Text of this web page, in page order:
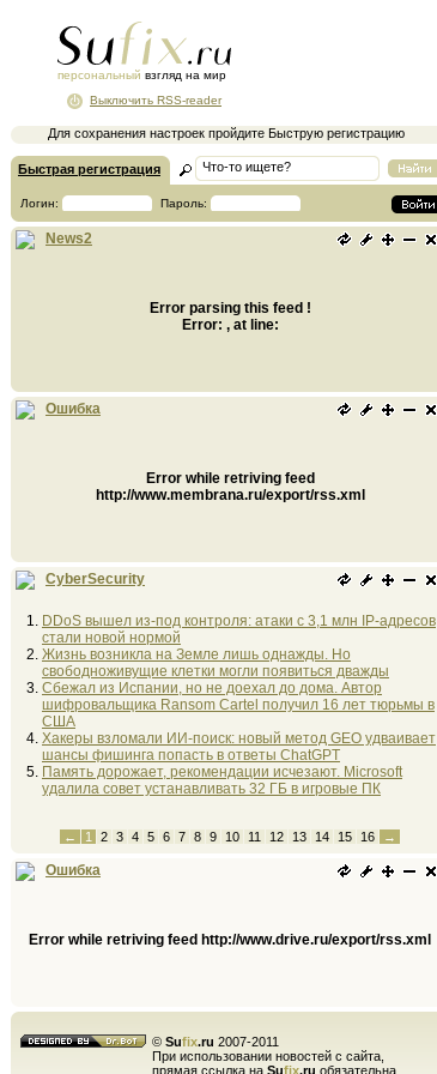
персональный взгляд на мир
Для сохранения настроек пройдите Быструю регистрацию
Выключить RSS-reader
Быстрая регистрация
Логин: Пароль:
News2
Error parsing this feed !
Error: , at line:
Ошибка
Error while retriving feed
http://www.membrana.ru/export/rss.xml
CyberSecurity
DDoS вышел из-под контроля: атаки с 3,1 млн IP-адресов
стали новой нормой
Жизнь возникла на Земле лишь однажды. Но
свободноживущие клетки могли появиться дважды
Сбежал из Испании, но не доехал до дома. Автор
шифровальщика Ransom Cartel получил 16 лет тюрьмы в
США
Хакеры взломали ИИ-поиск: новый метод GEO удваивает
шансы фишинга попасть в ответы ChatGPT
Память дорожает, рекомендации исчезают. Microsoft
удалила совет устанавливать 32 ГБ в игровые ПК
← 1 2 3 4 5 6 7 8 9 10 11 12 13 14 15 16 →
Ошибка
Error while retriving feed http://www.drive.ru/export/rss.xml
© Sufix.ru 2007-2011
При использовании новостей с сайта,
прямая ссылка на Sufix.ru обязательна